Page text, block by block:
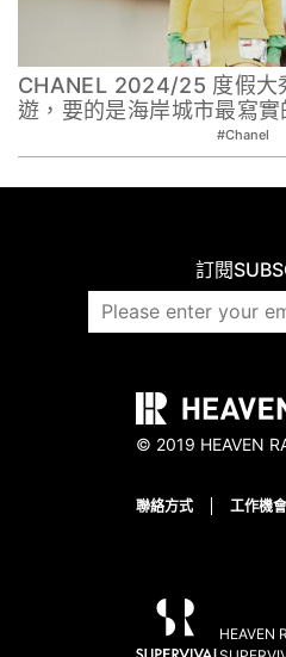
CHANEL 2024/25 度假大
遊，要的是海岸城市最寫實
#Chanel
訂閱
© 2019 HEAVEN
聯絡方式 工作機會
HEAVEN